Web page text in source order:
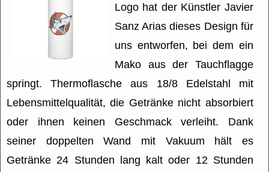
Logo hat der Künstler Javier
Sanz Arias dieses Design für
uns entworfen, bei dem ein
Mako aus der Tauchflagge
springt. Thermoflasche aus 18/8 Edelstahl mit
Lebensmittelqualität, die Getränke nicht absorbiert
oder ihnen keinen Geschmack verleiht. Dank
seiner doppelten Wand mit Vakuum hält es
Getränke 24 Stunden lang kalt oder 12 Stunden